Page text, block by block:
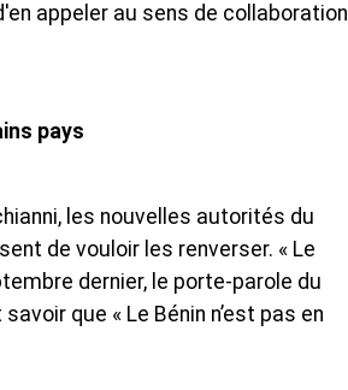
appeler au sens de collaboration
pays
les nouvelles autorités du
de vouloir les renverser. « Le
dernier, le porte-parole du
que « Le Bénin n’est pas en